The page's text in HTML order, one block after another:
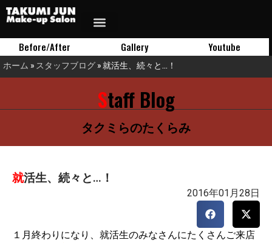
Before/After Gallery Youtube
ホーム » スタッフブログ »就活生、続々と…！
Staff Blog
タクミらのたくらみ
就活生、続々と…！
2016年01月28日
１月終わりになり、就活生のみなさんにたくさんご来店